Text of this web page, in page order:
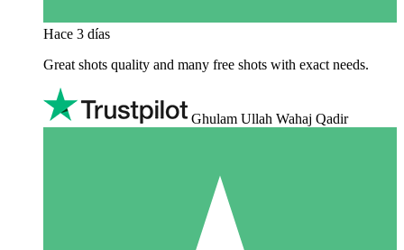
Hace 3 días
Great shots quality and many free shots with exact needs.
Ghulam Ullah Wahaj Qadir